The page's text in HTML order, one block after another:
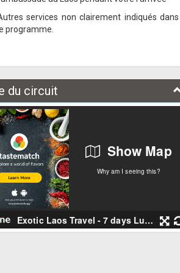
services non clairement indiqués dans
programme.
du circuit